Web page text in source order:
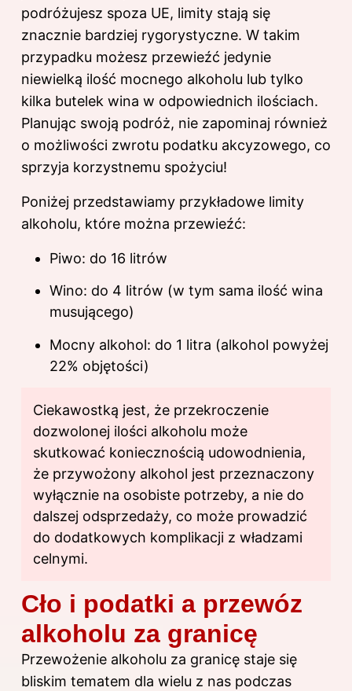
podróżujesz spoza UE, limity stają się
znacznie bardziej rygorystyczne. W takim
przypadku możesz przewieźć jedynie
niewielką ilość mocnego alkoholu lub tylko
kilka butelek wina w odpowiednich ilościach.
Planując swoją podróż, nie zapominaj również
o możliwości zwrotu podatku akcyzowego, co
sprzyja korzystnemu spożyciu!
Poniżej przedstawiamy przykładowe limity
alkoholu, które można przewieźć:
Piwo: do 16 litrów
Wino: do 4 litrów (w tym sama ilość wina
musującego)
Mocny alkohol: do 1 litra (alkohol powyżej
22% objętości)
Ciekawostką jest, że przekroczenie
dozwolonej ilości alkoholu może
skutkować koniecznością udowodnienia,
że przywożony alkohol jest przeznaczony
wyłącznie na osobiste potrzeby, a nie do
dalszej odsprzedaży, co może prowadzić
do dodatkowych komplikacji z władzami
celnymi.
Cło i podatki a przewóz
alkoholu za granicę
Przewożenie alkoholu za granicę staje się
bliskim tematem dla wielu z nas podczas